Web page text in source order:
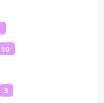
10
3